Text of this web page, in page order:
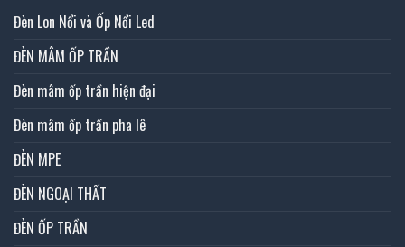
Đèn Lon Nổi và Ốp Nổi Led
ĐÈN MÂM ỐP TRẦN
Đèn mâm ốp trần hiện đại
Đèn mâm ốp trần pha lê
ĐÈN MPE
ĐÈN NGOẠI THẤT
ĐÈN ỐP TRẦN